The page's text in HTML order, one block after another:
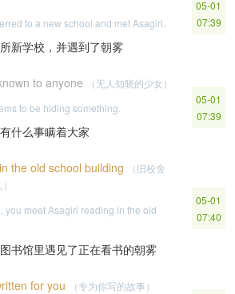
to a new school and met Asagiri.
新学校，并遇到了朝雾
05-01
07:39
to anyone
（无人知晓的少女）
to be hiding something.
什么事瞒着大家
05-01
07:39
the old school building
（旧校舍
you meet Asagiri reading in the old
书馆里遇见了正在看书的朝雾
05-01
07:40
for you
（专为你写的故事）